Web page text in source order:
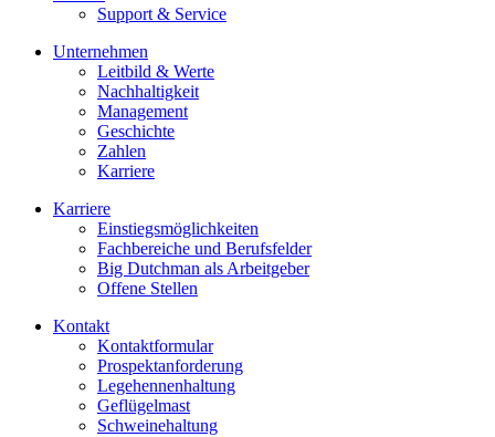
Support & Service
Unternehmen
Leitbild & Werte
Nachhaltigkeit
Management
Geschichte
Zahlen
Karriere
Karriere
Einstiegsmöglichkeiten
Fachbereiche und Berufsfelder
Big Dutchman als Arbeitgeber
Offene Stellen
Kontakt
Kontaktformular
Prospektanforderung
Legehennenhaltung
Geflügelmast
Schweinehaltung